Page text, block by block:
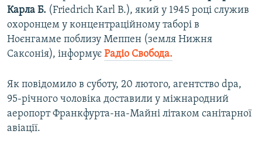
Карла Б. (Friedrich Karl B.), який у 1945 році служив
охоронцем у концентраційному таборі в
Ноєнгамме поблизу Меппен (земля Нижня
Саксонія), інформує Радіо Свобода.
Як повідомило в суботу, 20 лютого, агентство dpa,
95-річного чоловіка доставили у міжнародний
аеропорт Франкфурта-на-Майні літаком санітарної
авіації.